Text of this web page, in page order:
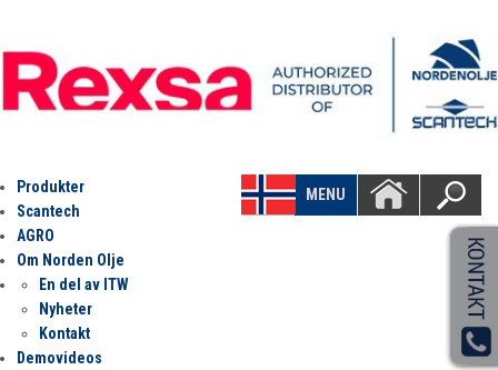
MENU
Produkter
Scantech
AGRO
Om Norden Olje
En del av ITW
Nyheter
Kontakt
Demovideos